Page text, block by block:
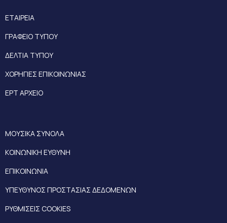
ΕΤΑΙΡΕΙΑ
ΓΡΑΦΕΙΟ ΤΥΠΟΥ
ΔΕΛΤΙΑ ΤΥΠΟΥ
ΧΟΡΗΓΙΕΣ ΕΠΙΚΟΙΝΩΝΙΑΣ
ΕΡΤ ΑΡΧΕΙΟ
ΜΟΥΣΙΚΑ ΣΥΝΟΛΑ
ΚΟΙΝΩΝΙΚΗ ΕΥΘΥΝΗ
ΕΠΙΚΟΙΝΩΝΙΑ
ΥΠΕΥΘΥΝΟΣ ΠΡΟΣΤΑΣΙΑΣ ΔΕΔΟΜΕΝΩΝ
ΡΥΘΜΙΣΕΙΣ COOKIES